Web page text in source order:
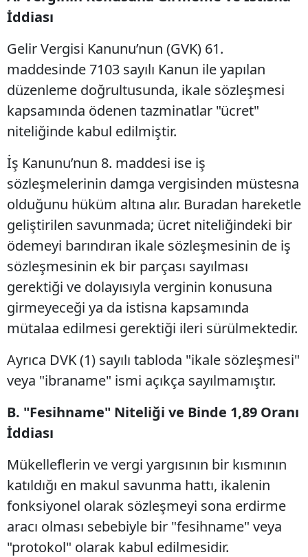
İddiası
Gelir Vergisi Kanunu’nun (GVK) 61.
maddesinde 7103 sayılı Kanun ile yapılan
düzenleme doğrultusunda, ikale sözleşmesi
kapsamında ödenen tazminatlar "ücret"
niteliğinde kabul edilmiştir.
İş Kanunu’nun 8. maddesi ise iş
sözleşmelerinin damga vergisinden müstesna
olduğunu hüküm altına alır. Buradan hareketle
geliştirilen savunmada; ücret niteliğindeki bir
ödemeyi barındıran ikale sözleşmesinin de iş
sözleşmesinin ek bir parçası sayılması
gerektiği ve dolayısıyla verginin konusuna
girmeyeceği ya da istisna kapsamında
mütalaa edilmesi gerektiği ileri sürülmektedir.
Ayrıca DVK (1) sayılı tabloda "ikale sözleşmesi"
veya "ibraname" ismi açıkça sayılmamıştır.
B. "Fesihname" Niteliği ve Binde 1,89 Oranı
İddiası
Mükelleflerin ve vergi yargısının bir kısmının
katıldığı en makul savunma hattı, ikalenin
fonksiyonel olarak sözleşmeyi sona erdirme
aracı olması sebebiyle bir "fesihname" veya
"protokol" olarak kabul edilmesidir.